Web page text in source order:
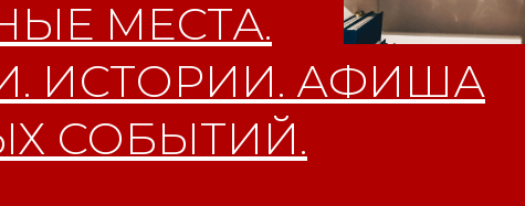
МЕСТА.
ИСТОРИИ. АФИША
СОБЫТИЙ.